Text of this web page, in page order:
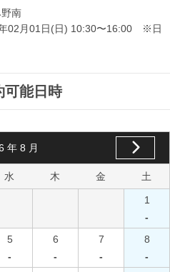
南
02月01日(日) 10:30〜16:00 ※日
可能日時
年 8 月
水 木 金 土
1
-
5
-
6
-
7
-
8
-